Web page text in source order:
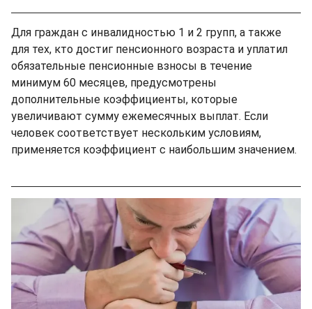
Для граждан с инвалидностью 1 и 2 групп, а также
для тех, кто достиг пенсионного возраста и уплатил
обязательные пенсионные взносы в течение
минимум 60 месяцев, предусмотрены
дополнительные коэффициенты, которые
увеличивают сумму ежемесячных выплат. Если
человек соответствует нескольким условиям,
применяется коэффициент с наибольшим значением.